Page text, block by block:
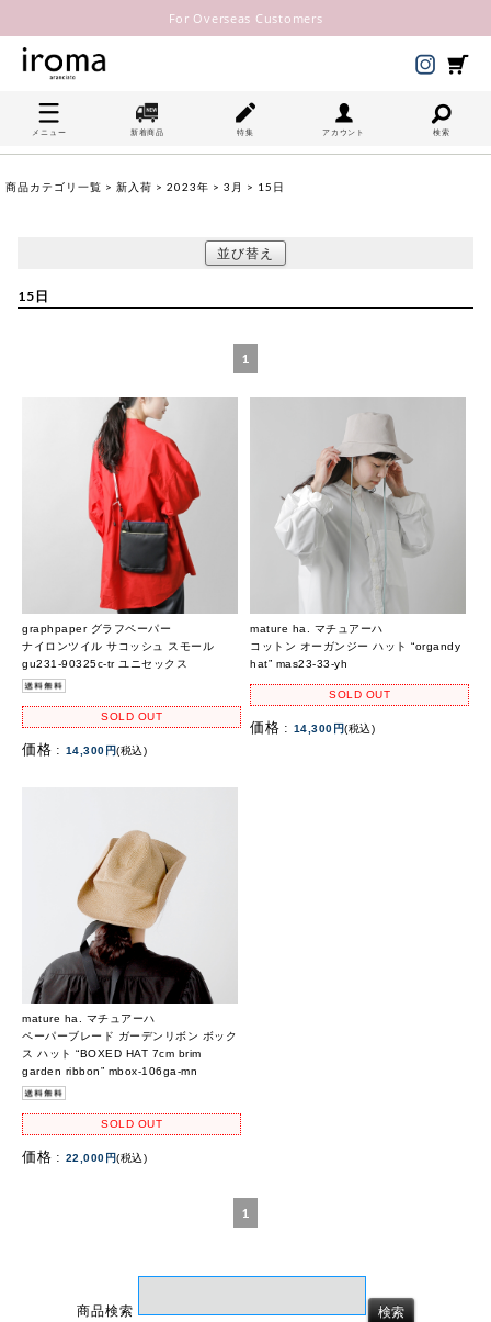
For Overseas Customers
メニュー 新着商品 特集 アカウント 検索
商品カテゴリ一覧 > 新入荷 > 2023年 > 3月 > 15日
並び替え
15日
1
graphpaper グラフペーパー
ナイロンツイル サコッシュ スモール
gu231-90325c-tr ユニセックス
SOLD OUT
価格 : 14,300円(税込)
mature ha. マチュアーハ
コットン オーガンジー ハット “organdy
hat” mas23-33-yh
SOLD OUT
価格 : 14,300円(税込)
mature ha. マチュアーハ
ペーパーブレード ガーデンリボン ボック
ス ハット “BOXED HAT 7cm brim
garden ribbon” mbox-106ga-mn
SOLD OUT
価格 : 22,000円(税込)
1
商品検索